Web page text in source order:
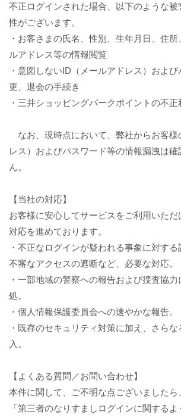
不正ログインされた場合、以下のような
性がございます。
・お客さまの氏名、性別、生年月日、住
ルアドレス等の情報閲覧
・意図しないID（メールアドレス）およ
更、退会の手続き
・三井ショッピングパークポイントの不正
なお、現時点において、弊社からお客様
レス）およびパスワード等の情報漏洩は
ん。
【当社の対応】
お客様に安心してサービスをご利用いた
対応を進めております。
・不正なログインが疑われる事象に対す
不審なアクセスの遮断など、必要な対応。
・一部地域の警察への報告および捜査協
処。
・個人情報保護委員会への速やかな報告。
・既存のセキュリティ対策に加え、さら
入。
【よくある質問／お問い合わせ】
本件に関して、ご不明な点ございましたら
「第三者のなりすましログインに関する